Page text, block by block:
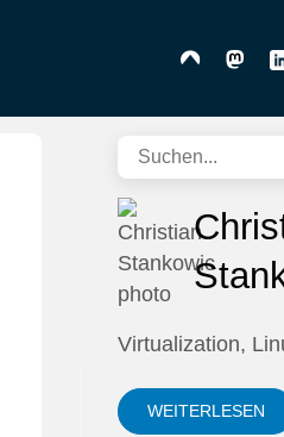
Virtualization,
WEITERLESEN